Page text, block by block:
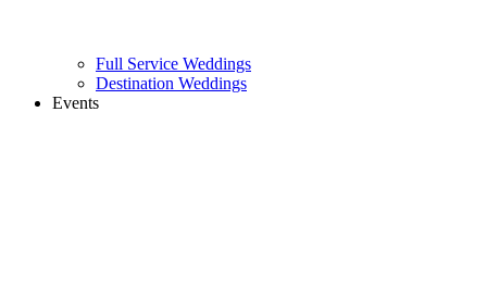
Full Service Weddings
Destination Weddings
Events